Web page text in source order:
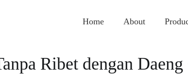
Home About
Ribet dengan